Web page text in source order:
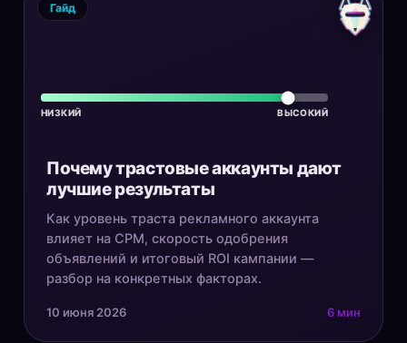
НИЗКИЙ ВЫСОКИЙ
Гайд
Почему трастовые аккаунты дают
лучшие результаты
Как уровень траста рекламного аккаунта
влияет на CPM, скорость одобрения
объявлений и итоговый ROI кампании —
разбор на конкретных факторах.
10 июня 2026 6 мин